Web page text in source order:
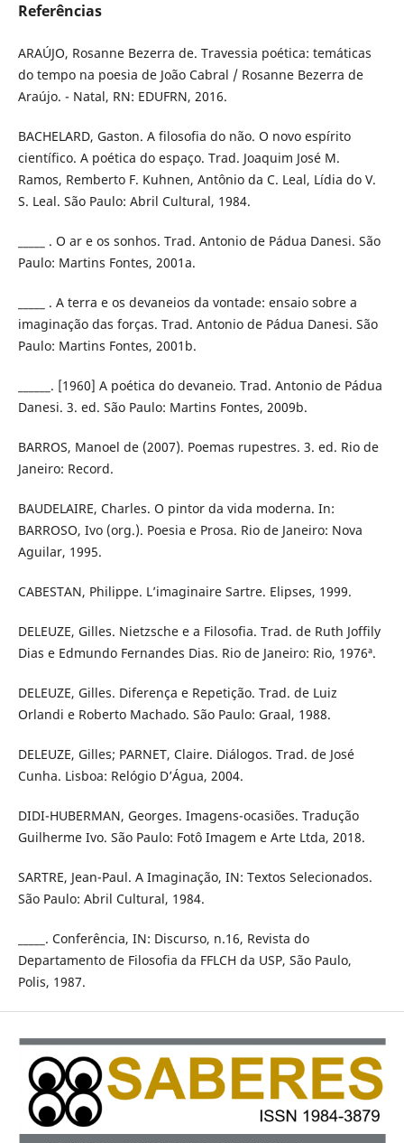
Referências
ARAÚJO, Rosanne Bezerra de. Travessia poética: temáticas
do tempo na poesia de João Cabral / Rosanne Bezerra de
Araújo. - Natal, RN: EDUFRN, 2016.
BACHELARD, Gaston. A filosofia do não. O novo espírito
científico. A poética do espaço. Trad. Joaquim José M.
Ramos, Remberto F. Kuhnen, Antônio da C. Leal, Lídia do V.
S. Leal. São Paulo: Abril Cultural, 1984.
_____ . O ar e os sonhos. Trad. Antonio de Pádua Danesi. São
Paulo: Martins Fontes, 2001a.
_____ . A terra e os devaneios da vontade: ensaio sobre a
imaginação das forças. Trad. Antonio de Pádua Danesi. São
Paulo: Martins Fontes, 2001b.
______. [1960] A poética do devaneio. Trad. Antonio de Pádua
Danesi. 3. ed. São Paulo: Martins Fontes, 2009b.
BARROS, Manoel de (2007). Poemas rupestres. 3. ed. Rio de
Janeiro: Record.
BAUDELAIRE, Charles. O pintor da vida moderna. In:
BARROSO, Ivo (org.). Poesia e Prosa. Rio de Janeiro: Nova
Aguilar, 1995.
CABESTAN, Philippe. L’imaginaire Sartre. Elipses, 1999.
DELEUZE, Gilles. Nietzsche e a Filosofia. Trad. de Ruth Joffily
Dias e Edmundo Fernandes Dias. Rio de Janeiro: Rio, 1976ª.
DELEUZE, Gilles. Diferença e Repetição. Trad. de Luiz
Orlandi e Roberto Machado. São Paulo: Graal, 1988.
DELEUZE, Gilles; PARNET, Claire. Diálogos. Trad. de José
Cunha. Lisboa: Relógio D’Água, 2004.
DIDI-HUBERMAN, Georges. Imagens-ocasiões. Tradução
Guilherme Ivo. São Paulo: Fotô Imagem e Arte Ltda, 2018.
SARTRE, Jean-Paul. A Imaginação, IN: Textos Selecionados.
São Paulo: Abril Cultural, 1984.
_____. Conferência, IN: Discurso, n.16, Revista do
Departamento de Filosofia da FFLCH da USP, São Paulo,
Polis, 1987.